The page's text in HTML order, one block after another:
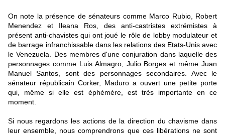
On note la présence de sénateurs comme Marco Rubio, Robert
Menendez et Ileana Ros, des anti-castristes extrémistes à
présent anti-chavistes qui ont joué le rôle de lobby modulateur et
de barrage infranchissable dans les relations des Etats-Unis avec
le Venezuela. Des membres d'une conjuration dans laquelle des
personnages comme Luis Almagro, Julio Borges et même Juan
Manuel Santos, sont des personnages secondaires. Avec le
sénateur républicain Corker, Maduro a ouvert une petite porte
qui, même si elle est éphémère, est très importante en ce
moment.
Si nous regardons les actions de la direction du chavisme dans
leur ensemble, nous comprendrons que ces libérations ne sont